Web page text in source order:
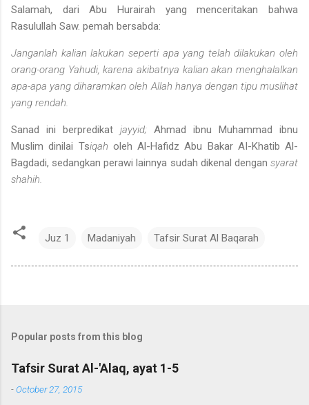
Salamah, dari Abu Hurairah yang mence­ritakan bahwa
Rasulullah Saw. pemah bersabda:
Janganlah kalian lakukan seperti apa yang telah dilakukan oleh
orang-orang Yahudi, karena akibatnya kalian akan menghalal­kan
apa-apa yang diharamkan oleh Allah hanya dengan tipu muslihat
yang rendah.
Sanad ini berpredikat jayyid; Ahmad ibnu Muhammad ibnu
Muslim dinilai Tsiqah oleh Al-Hafidz Abu Bakar AI-Khatib Al-
Bagdadi, se­dangkan perawi lainnya sudah dikenal dengan syarat
shahih.
Juz 1 Madaniyah Tafsir Surat Al Baqarah
Popular posts from this blog
Tafsir Surat Al-'Alaq, ayat 1-5
-October 27, 2015